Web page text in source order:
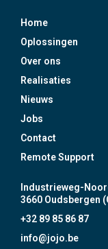
Home
Oplossingen
Over ons
Realisaties
Nieuws
Jobs
Contact
Remote Support
Industrieweg-
3660 Oudsbergen
+32 89 85 86 87
info@jojo.be